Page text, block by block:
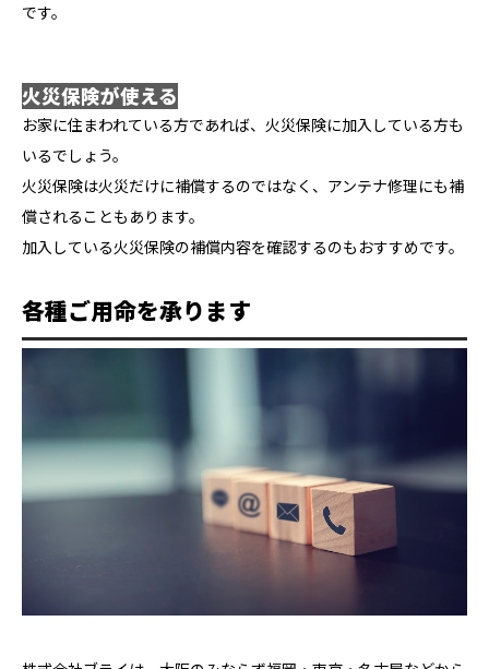
です。
火災保険が使える
お家に住まわれている方であれば、火災保険に加入している方も
いるでしょう。
火災保険は火災だけに補償するのではなく、アンテナ修理にも補
償されることもあります。
加入している火災保険の補償内容を確認するのもおすすめです。
各種ご用命を承ります